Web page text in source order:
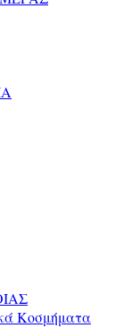
Κοσμήματα